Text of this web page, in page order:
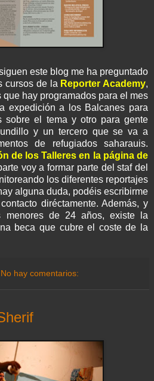
este blog me ha preguntado
cursos de la Reporter Academy,
hay programados para el mes
expedición a los Balcanes para
sobre el tema y otro para gente
y un tercero que se va a
de refugiados saharauis.
de los Talleres en la página de
voy a formar parte del staf del
los diferentes reportajes
alguna duda, podéis escribirme
diréctamente. Además, y
menores de 24 años, existe la
beca que cubre el coste de la
No hay comentarios: